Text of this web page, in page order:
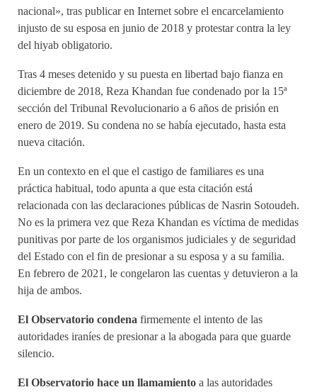
nacional», tras publicar en Internet sobre el encarcelamiento
injusto de su esposa en junio de 2018 y protestar contra la ley
del hiyab obligatorio.
Tras 4 meses detenido y su puesta en libertad bajo fianza en
diciembre de 2018, Reza Khandan fue condenado por la 15ª
sección del Tribunal Revolucionario a 6 años de prisión en
enero de 2019. Su condena no se había ejecutado, hasta esta
nueva citación.
En un contexto en el que el castigo de familiares es una
práctica habitual, todo apunta a que esta citación está
relacionada con las declaraciones públicas de Nasrin Sotoudeh.
No es la primera vez que Reza Khandan es víctima de medidas
punitivas por parte de los organismos judiciales y de seguridad
del Estado con el fin de presionar a su esposa y a su familia.
En febrero de 2021, le congelaron las cuentas y detuvieron a la
hija de ambos.
El Observatorio condena firmemente el intento de las
autoridades iraníes de presionar a la abogada para que guarde
silencio.
El Observatorio hace un llamamiento a las autoridades